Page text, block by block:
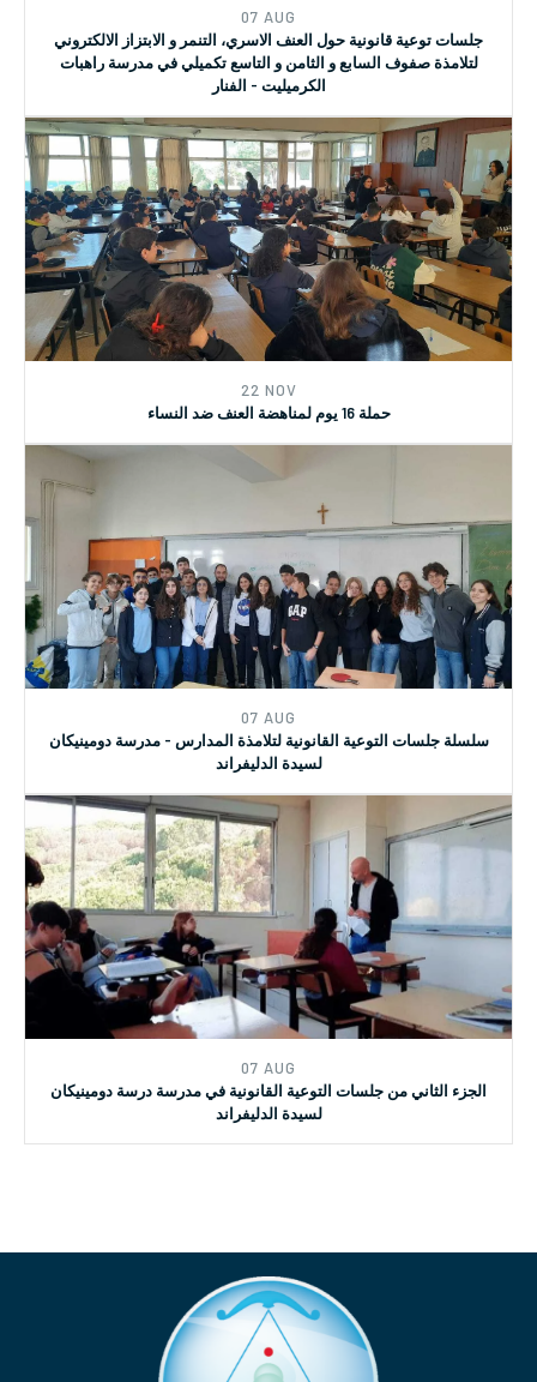
07 AUG
جلسات توعية قانونية حول العنف الاسري، التنمر و الابتزاز الالكتروني
لتلامذة صفوف السابع و الثامن و التاسع تكميلي في مدرسة راهبات
الكرميليت - الفنار
22 NOV
حملة 16 يوم لمناهضة العنف ضد النساء
07 AUG
سلسلة جلسات التوعية القانونية لتلامذة المدارس - مدرسة دومينيكان
لسيدة الدليفراند
07 AUG
الجزء الثاني من جلسات التوعية القانونية في مدرسة درسة دومينيكان
لسيدة الدليفراند